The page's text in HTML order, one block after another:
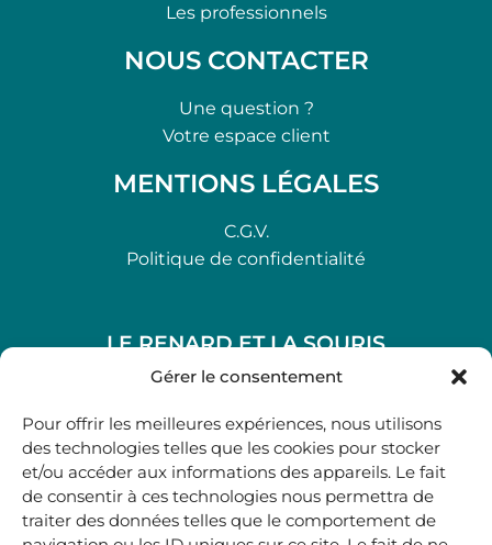
Gérer le consentement
Pour offrir les meilleures expériences, nous utilisons
des technologies telles que les cookies pour stocker
et/ou accéder aux informations des appareils. Le fait
de consentir à ces technologies nous permettra de
traiter des données telles que le comportement de
Les professionnels
NOUS CONTACTER
Une question ?
Votre espace client
MENTIONS LÉGALES
C.G.V.
Politique de confidentialité
LE RENARD ET LA SOURIS
48, rue Maubec 33210 LANGON
05 40 41 37 18
.
MARDI AU SAMEDI